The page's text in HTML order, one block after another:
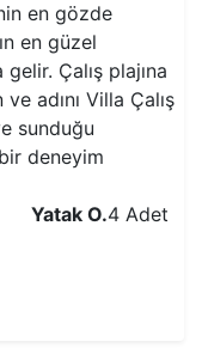
en gözde
en güzel
Çalış plajına
adını Villa Çalış
sunduğu
deneyim
Yatak O.4 Adet